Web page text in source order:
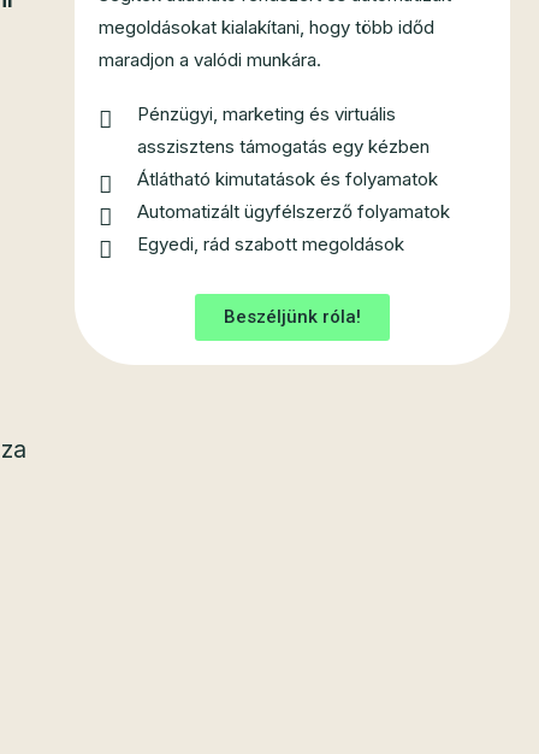
megoldásokat kialakítani, hogy több időd
maradjon a valódi munkára.
Pénzügyi, marketing és virtuális
asszisztens támogatás egy kézben
Átlátható kimutatások és folyamatok
Automatizált ügyfélszerző folyamatok
Egyedi, rád szabott megoldások
Beszéljünk róla!